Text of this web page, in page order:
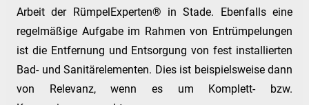
Arbeit der RümpelExperten® in Stade. Ebenfalls eine
regelmäßige Aufgabe im Rahmen von Entrümpelungen
ist die Entfernung und Entsorgung von fest installierten
Bad- und Sanitärelementen. Dies ist beispielsweise dann
von Relevanz, wenn es um Komplett- bzw.